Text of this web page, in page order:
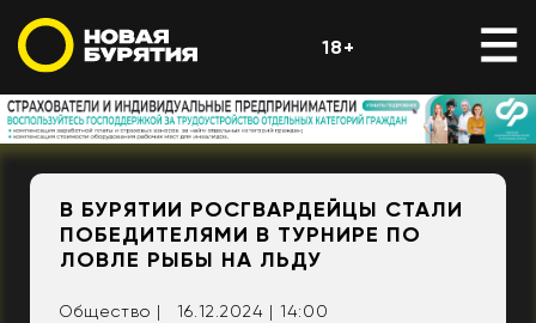
18+
В БУРЯТИИ РОСГВАРДЕЙЦЫ СТАЛИ
ПОБЕДИТЕЛЯМИ В ТУРНИРЕ ПО
ЛОВЛЕ РЫБЫ НА ЛЬДУ
Общество | 16.12.2024 | 14:00